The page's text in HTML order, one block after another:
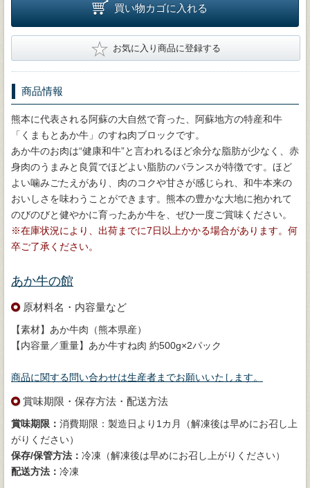
買い物カゴに入れる
★ お気に入り商品に登録する
商品情報
熊本に代表される阿蘇の大自然で育った、阿蘇地方の特産和牛
「くまもとあか牛」のすね肉ブロックです。
あか牛のお肉は“健康和牛”と言われるほど余分な脂肪が少なく、赤
身肉のうまみと良質でほどよい脂肪のバランスが特徴です。ほど
よい噛みごたえがあり、肉のコクや甘さが感じられ、和牛本来の
おいしさを味わうことができます。熊本の豊かな大地に抱かれて
のびのびと健やかに育ったあか牛を、ぜひ一度ご賞味ください。
※在庫状況により、出荷までに7日以上かかる場合があります。何
卒ご了承ください。
あか牛の館
原材料名・内容量など
【素材】あか牛肉（熊本県産）
【内容量／重量】あか牛すね肉 約500g×2パック
商品に関する問い合わせは生産者までお願いいたします。
賞味期限・保存方法・配送方法
賞味期限： 消費期限：製造日より1カ月（解凍後は早めにお召し上
がりください）
保存/保管方法： 冷凍（解凍後は早めにお召し上がりください）
配送方法： 冷凍